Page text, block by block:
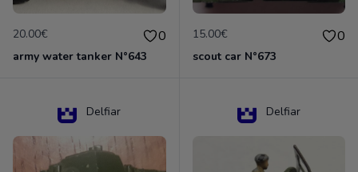
20.00€ 0
army water tanker N°643
15.00€ 0
scout car N°673
Delfiar Delfiar